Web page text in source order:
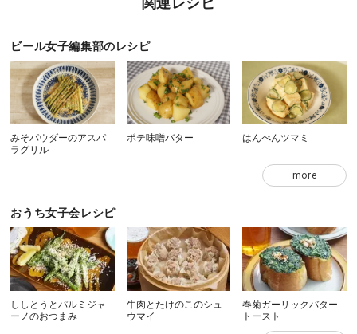
ビール女子編集部のレシピ
みそパウダーのアスパ
ラグリル
ポテ味噌バター はんぺんツマミ
more
おうち女子会レシピ
ししとうとパルミジャ
ーノのおつまみ
牛肉とたけのこのシュ
ウマイ
春菊ガーリックバター
トースト